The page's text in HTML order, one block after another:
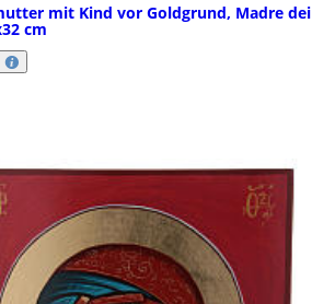
mit Kind vor Goldgrund, Madre dei
cm